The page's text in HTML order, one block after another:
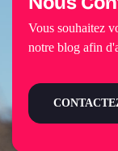
Vous souhaitez
notre blog afin